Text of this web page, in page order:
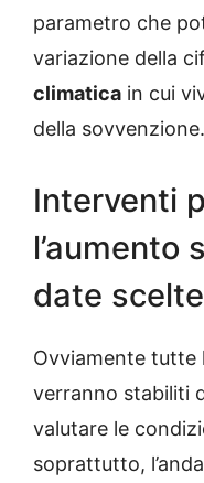
parametro che
variazione della
climatica in cui
della sovvenzione.
Interventi
l’aumento
date
Ovviamente tutte
verranno stabiliti
valutare le
soprattutto,